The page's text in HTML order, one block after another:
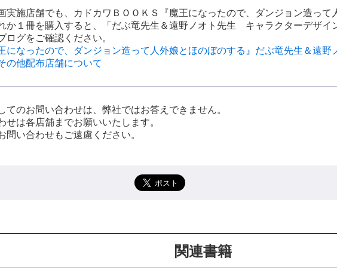
実施店舗でも、カドカワＢＯＯＫＳ『魔王になったので、ダンジョン造って
か１冊を購入すると、「だぶ竜先生＆遠野ノオト先生 キャラクターデザイ
ログをご確認ください。
になったので、ダンジョン造って人外娘とほのぼのする』だぶ竜先生＆遠
他配布店舗について
てのお問い合わせは、弊社ではお答えできません。
せは各店舗までお願いいたします。
問い合わせもご遠慮ください。
関連書籍